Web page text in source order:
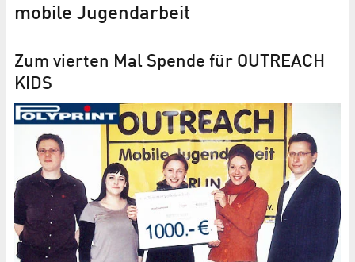
mobile Jugendarbeit
Zum vierten Mal Spende für OUTREACH
KIDS